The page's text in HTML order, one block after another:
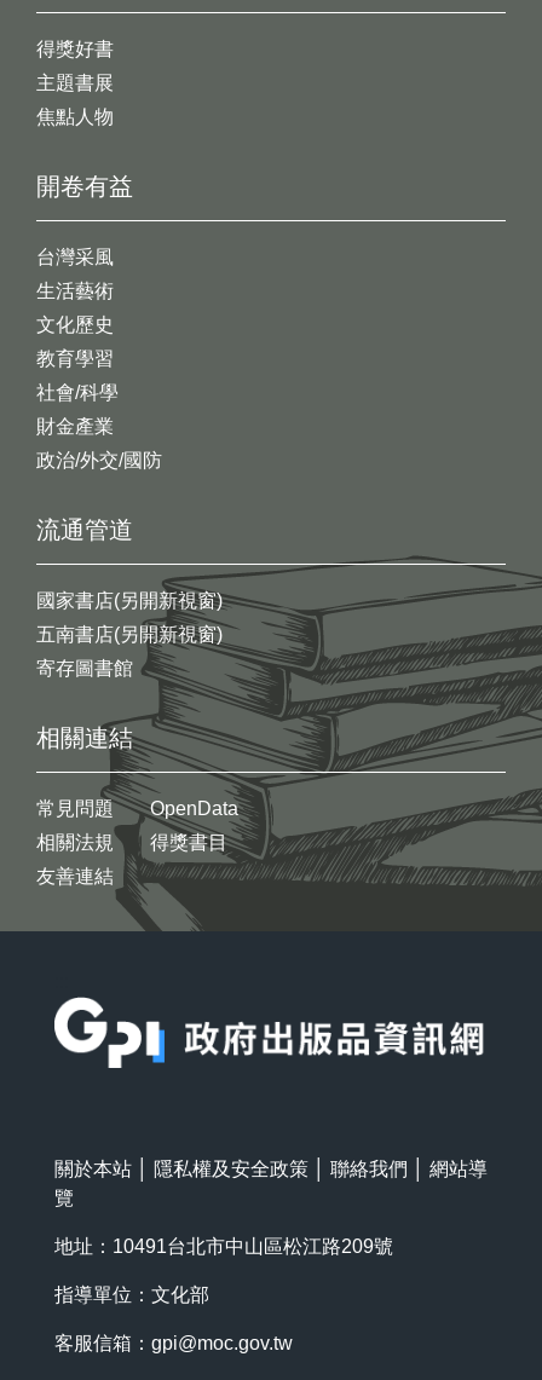
開卷有益
台灣采風
生活藝術
文化歷史
教育學習
社會/科學
財金產業
政治/外交/國防
得獎好書
主題書展
焦點人物
流通管道
國家書店(另開新視窗)
五南書店(另開新視窗)
寄存圖書館
相關連結
常見問題
相關法規
友善連結
OpenData
得獎書目
關於本站 隱私權及安全政策 聯絡我們
網站導
覽
地址：10491台北市中山區松江路209號
指導單位：文化部
客服信箱： gpi@moc.gov.tw